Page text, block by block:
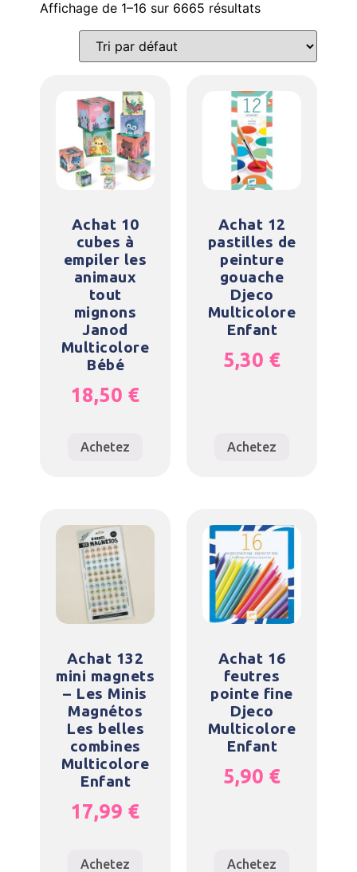
Affichage de 1–16 sur 6665 résultats
Achat 10
cubes à
empiler les
animaux
tout
mignons
Janod
Multicolore
Bébé
18,50 €
Achetez
Achat 12
pastilles de
peinture
gouache
Djeco
Multicolore
Enfant
5,30 €
Achetez
Achat 132
mini magnets
– Les Minis
Magnétos
Les belles
combines
Multicolore
Enfant
17,99 €
Achetez
Achat 16
feutres
pointe fine
Djeco
Multicolore
Enfant
5,90 €
Achetez